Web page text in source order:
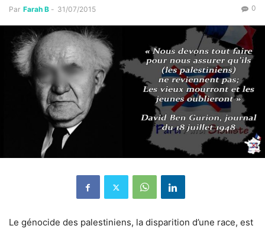
Par Farah B - 31/07/2015 0
Le génocide des palestiniens, la disparition d’une race, est